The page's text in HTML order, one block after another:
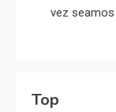
vez
Top